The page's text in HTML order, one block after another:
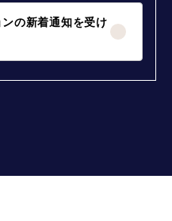
の新着通知を受け